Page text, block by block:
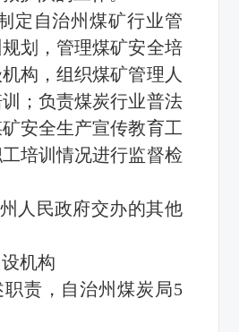
定自治州煤矿行业管
划，管理煤矿安全培
构，组织煤矿管理人
；负责煤炭行业普法
安全生产宣传教育工
培训情况进行监督检
人民政府交办的其他
设机构
责，自治州煤炭局5